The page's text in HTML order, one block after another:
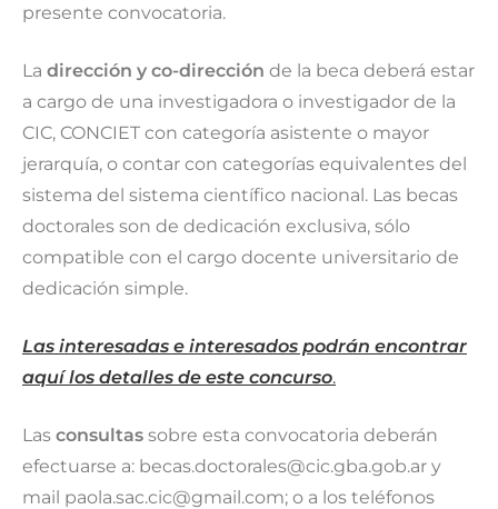
presente convocatoria.
La dirección y co-dirección de la beca deberá estar
a cargo de una investigadora o investigador de la
CIC, CONCIET con categoría asistente o mayor
jerarquía, o contar con categorías equivalentes del
sistema del sistema científico nacional. Las becas
doctorales son de dedicación exclusiva, sólo
compatible con el cargo docente universitario de
dedicación simple.
Las interesadas e interesados podrán encontrar
aquí los detalles de este concurso.
Las consultas sobre esta convocatoria deberán
efectuarse a: becas.doctorales@cic.gba.gob.ar y
mail paola.sac.cic@gmail.com; o a los teléfonos